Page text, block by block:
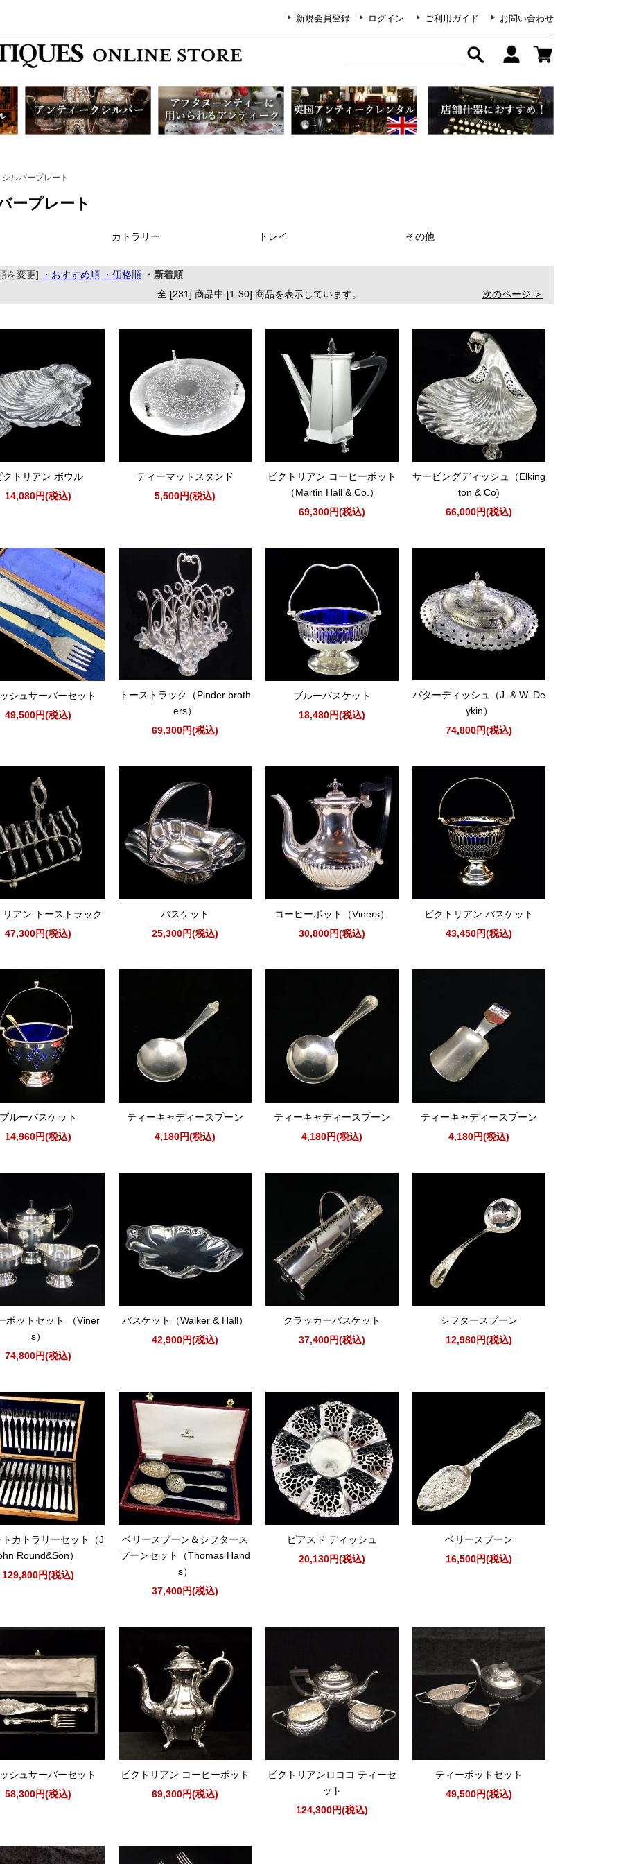
新規会員登録 ログイン ご利用ガイド お問い合わせ
シルバープレート
ープレート
カトラリー トレイ その他
を変更] ・おすすめ順 ・価格順
・新着順
全 [231] 商品中 [1-30] 商品を表示しています。
次のページ ＞
クトリアン ボウル
14,080円(税込)
ティーマットスタンド
5,500円(税込)
ビクトリアン コーヒーポット
（Martin Hall & Co.）
69,300円(税込)
サービングディッシュ（Elking
ton & Co)
66,000円(税込)
シュサーバーセット
49,500円(税込)
トーストラック（Pinder broth
ers）
69,300円(税込)
ブルーバスケット
18,480円(税込)
バターディッシュ（J. & W. De
ykin）
74,800円(税込)
リアン トーストラック
47,300円(税込)
バスケット
25,300円(税込)
コーヒーポット（Viners）
30,800円(税込)
ビクトリアン バスケット
43,450円(税込)
ブルーバスケット
14,960円(税込)
ティーキャディースプーン
4,180円(税込)
ティーキャディースプーン
4,180円(税込)
ティーキャディースプーン
4,180円(税込)
ポットセット （Viner
s）
74,800円(税込)
バスケット（Walker & Hall）
42,900円(税込)
クラッカーバスケット
37,400円(税込)
シフタースプーン
12,980円(税込)
カトラリーセット（J
Round&Son）
129,800円(税込)
ベリースプーン＆シフタース
プーンセット（Thomas Hand
s）
37,400円(税込)
ピアスド ディッシュ
20,130円(税込)
ベリースプーン
16,500円(税込)
シュサーバーセット
58,300円(税込)
ビクトリアン コーヒーポット
69,300円(税込)
ビクトリアンロココ ティーセ
ット
124,300円(税込)
ティーポットセット
49,500円(税込)